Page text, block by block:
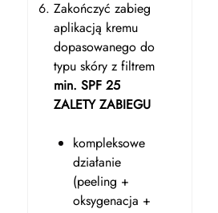
Zakończyć zabieg
aplikacją kremu
dopasowanego do
typu skóry z filtrem
min. SPF 25
ZALETY ZABIEGU
kompleksowe
działanie
(peeling +
oksygenacja +